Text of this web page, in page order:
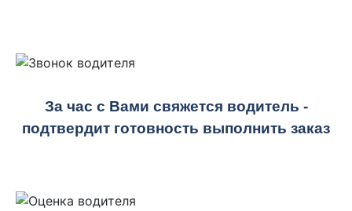
За час с Вами свяжется водитель -
подтвердит готовность выполнить заказ